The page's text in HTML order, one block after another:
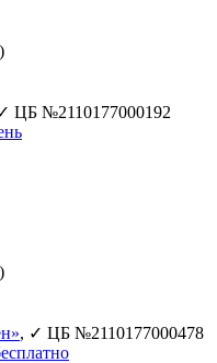
ЦБ №2110177000192
, ✓ ЦБ №2110177000478